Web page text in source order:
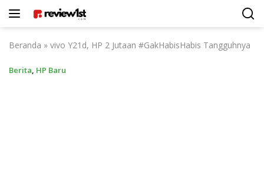
Beranda » vivo Y21d, HP 2 Jutaan #GakHabisHabis Tangguhnya
Berita, HP Baru